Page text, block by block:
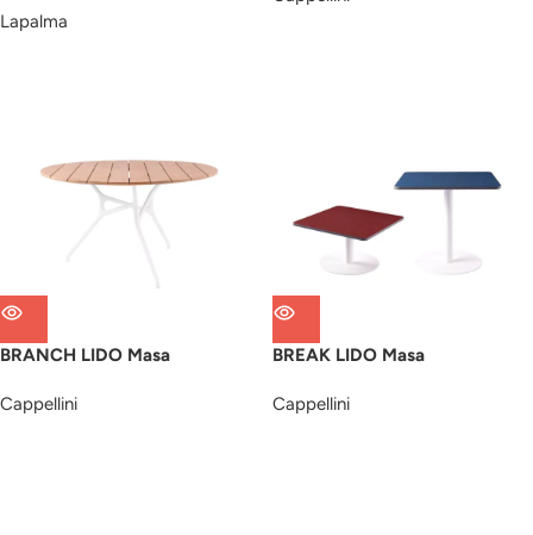
Lapalma
BRANCH LIDO Masa
Cappellini
BREAK LIDO Masa
Cappellini